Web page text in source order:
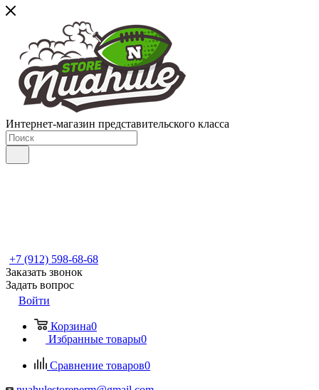
Интернет-магазин представительского класса
+7 (912) 598-68-68
Заказать звонок
Задать вопрос
Войти
Корзина0
Избранные товары0
Сравнение товаров0